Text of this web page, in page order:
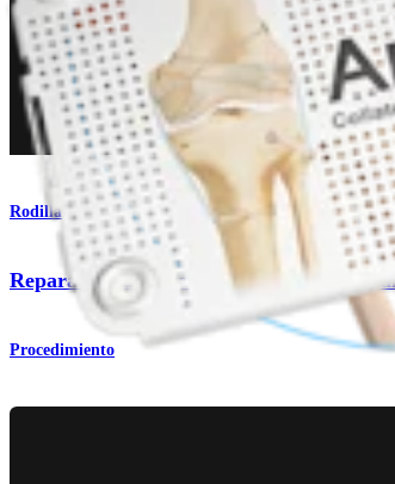
Rodilla
Reparación del ligamento colateral
Procedimiento